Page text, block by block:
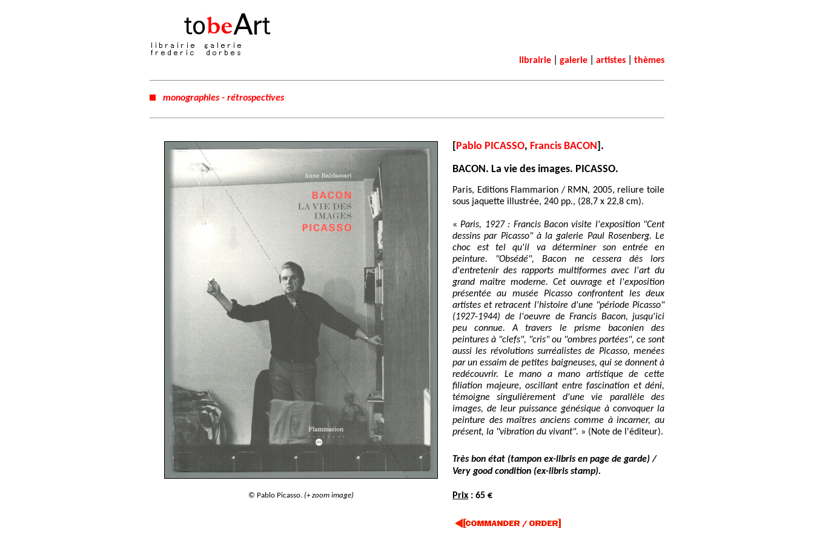
librairie galerie artistes thèmes
monographies - rétrospectives
© Pablo Picasso. (+ zoom image)
[Pablo PICASSO, Francis BACON].
BACON. La vie des images. PICASSO.
Paris, Editions Flammarion / RMN, 2005, reliure toile
sous jaquette illustrée, 240 pp., (28,7 x 22,8 cm).
«Paris, 1927 : Francis Bacon visite l'exposition "Cent
dessins par Picasso" à la galerie Paul Rosenberg. Le
choc est tel qu'il va déterminer son entrée en
peinture. "Obsédé", Bacon ne cessera dès lors
d'entretenir des rapports multiformes avec l'art du
grand maître moderne. Cet ouvrage et l'exposition
présentée au musée Picasso confrontent les deux
artistes et retracent l'histoire d'une "période Picasso"
(1927-1944) de l'oeuvre de Francis Bacon, jusqu'ici
peu connue. A travers le prisme baconien des
peintures à "clefs", "cris" ou "ombres portées", ce sont
aussi les révolutions surréalistes de Picasso, menées
par un essaim de petites baigneuses, qui se donnent à
redécouvrir. Le mano a mano artistique de cette
filiation majeure, oscillant entre fascination et déni,
témoigne singulièrement d'une vie parallèle des
images, de leur puissance génésique à convoquer la
peinture des maîtres anciens comme à incarner, au
présent, la "vibration du vivant". » (Note de l'éditeur).
Très bon état (tampon ex-libris en page de garde) /
Very good condition (ex-libris stamp).
Prix : 65 €